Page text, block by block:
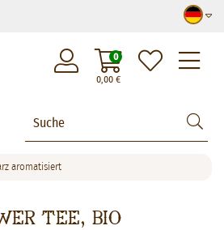
0,00€
0
aromatisiert
Tee, BIO